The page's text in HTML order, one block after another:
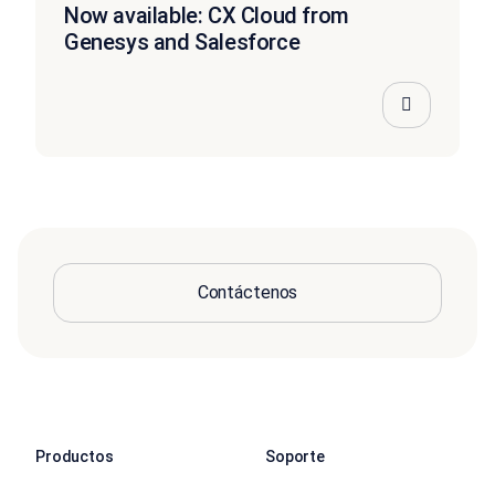
Now available: CX Cloud from
Genesys and Salesforce
Contáctenos
Productos Soporte